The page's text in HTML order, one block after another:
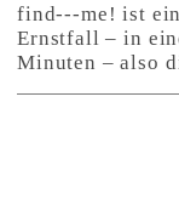
find---me! ist
Ernstfall – in
Minuten – also